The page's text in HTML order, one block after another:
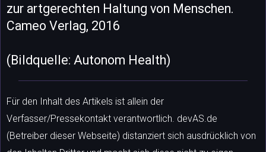
zur artgerechten Haltung von Menschen.
Cameo Verlag, 2016
(Bildquelle: Autonom Health)
Für den Inhalt des Artikels ist allein der
Verfasser/Pressekontakt verantwortlich. devAS.de
(Betreiber dieser Webseite) distanziert sich ausdrücklich von